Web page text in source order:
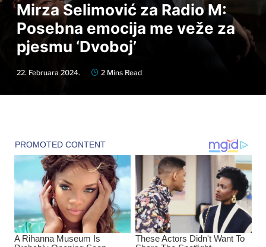
Mirza Selimović za Radio M:
Posebna emocija me veže za
pjesmu ‘Dvoboj’
22. Februara 2024. 2 Mins Read